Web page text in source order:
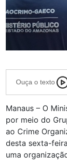
Ouça o texto
Manaus – O
por meio do
ao Crime
desta sexta-
uma